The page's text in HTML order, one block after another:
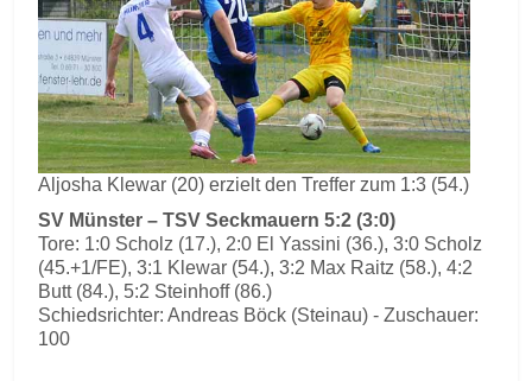
Aljosha Klewar (20) erzielt den Treffer zum 1:3 (54.)
SV Münster – TSV Seckmauern 5:2 (3:0)
Tore: 1:0 Scholz (17.), 2:0 El Yassini (36.), 3:0 Scholz
(45.+1/FE), 3:1 Klewar (54.), 3:2 Max Raitz (58.), 4:2
Butt (84.), 5:2 Steinhoff (86.)
Schiedsrichter: Andreas Böck (Steinau) - Zuschauer:
100